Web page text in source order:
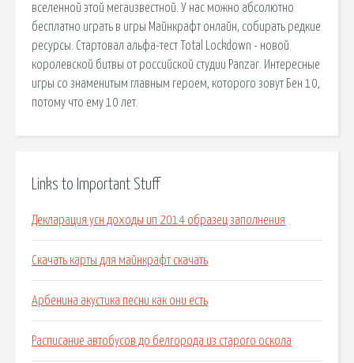
вселенной этой мегаизвестной. У нас можно абсолютно
бесплатно играть в игры Майнкрафт онлайн, собирать редкие
ресурсы. Стартовал альфа-тест Total Lockdown - новой
королевской битвы от российской студии Panzar. Интересные
игры со знаменитым главным героем, которого зовут Бен 10,
потому что ему 10 лет.
Links to Important Stuff
Декларация усн доходы ип 2014 образец заполнения
Скачать карты для майнкрафт скачать
Арбенина акустика песни как они есть
Расписание автобусов до белгорода из старого оскола